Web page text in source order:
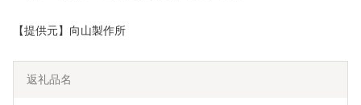
【提供元】向山製作所
返礼品名